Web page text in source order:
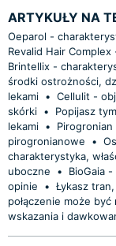
ARTYKUŁY NA
Oeparol -
Revalid Hair
Brintellix -
środki ostrożności,
lekami • Cellulit -
skórki •
Popijasz
lekami •
pirogronianowe
•
charakterystyka,
uboczne
•
BioGaia
opinie
• Łykasz
połączenie może
wskazania i